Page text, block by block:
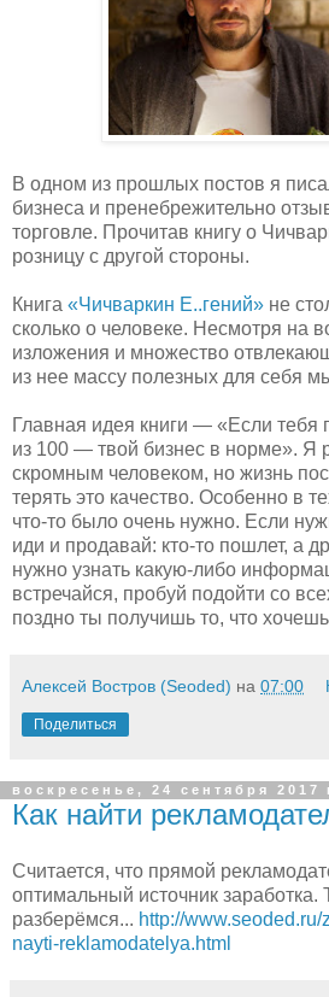
В одном из прошлых постов я
бизнеса и пренебрежительно
торговле. Прочитав книгу о
розницу с другой стороны.
Книга «Чичваркин Е..гений» не
сколько о человеке. Несмотря на
изложения и множество
из нее массу полезных для себя
Главная идея книги — «Если тебя
из 100 — твой бизнес в норме». Я
скромным человеком, но жизнь
терять это качество. Особенно в
что-то было очень нужно. Если
иди и продавай: кто-то пошлет, а
нужно узнать какую-либо
встречайся, пробуй подойти со
поздно ты получишь то, что
Алексей Востров (Seoded) на 07:00
Поделиться
воскресенье, 24 сентября 2017
Как найти
Считается, что прямой
оптимальный источник заработка.
разберёмся... http://
nayti-reklamodatelya.html